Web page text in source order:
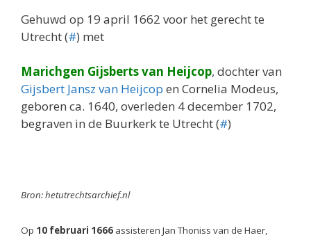
Gehuwd op 19 april 1662 voor het gerecht te
Utrecht (#) met
Marichgen Gijsberts van Heijcop, dochter van
Gijsbert Jansz van Heijcop en Cornelia Modeus,
geboren ca. 1640, overleden 4 december 1702,
begraven in de Buurkerk te Utrecht (#)
Bron: hetutrechtsarchief.nl
Op 10 februari 1666 assisteren Jan Thoniss van de Haer,